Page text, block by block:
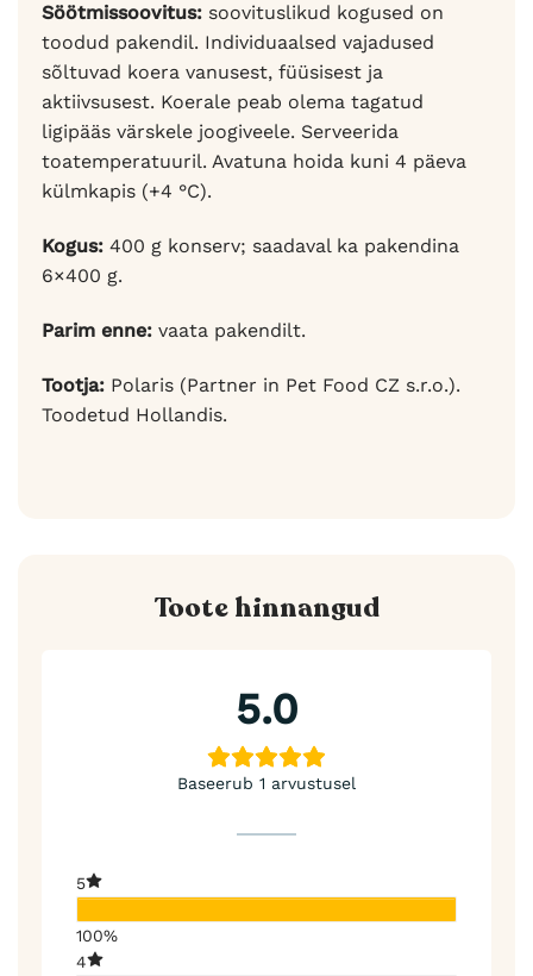
Söötmissoovitus: soovituslikud kogused on
toodud pakendil. Individuaalsed vajadused
sõltuvad koera vanusest, füüsisest ja
aktiivsusest. Koerale peab olema tagatud
ligipääs värskele joogiveele. Serveerida
toatemperatuuril. Avatuna hoida kuni 4 päeva
külmkapis (+4 °C).
Kogus: 400 g konserv; saadaval ka pakendina
6×400 g.
Parim enne: vaata pakendilt.
Tootja: Polaris (Partner in Pet Food CZ s.r.o.).
Toodetud Hollandis.
Toote hinnangud
5.0
Baseerub 1 arvustusel
5
100%
4